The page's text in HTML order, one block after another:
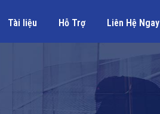
Tài liệu Hỗ Trợ Liên Hệ Ngay